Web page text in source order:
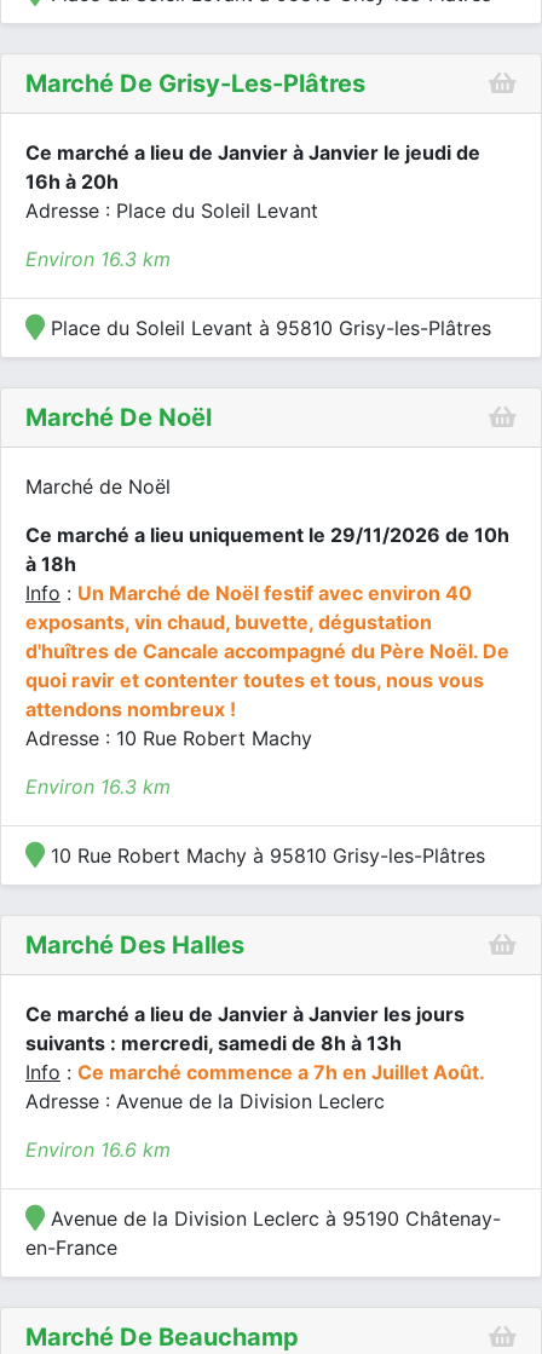
Marché De Grisy-Les-Plâtres
Ce marché a lieu de Janvier à Janvier le jeudi de
16h à 20h
Adresse : Place du Soleil Levant
Environ 16.3 km
Place du Soleil Levant à 95810 Grisy-les-Plâtres
Marché De Noël
Marché de Noël
Ce marché a lieu uniquement le 29/11/2026 de 10h
à 18h
Info : Un Marché de Noël festif avec environ 40
exposants, vin chaud, buvette, dégustation
d'huîtres de Cancale accompagné du Père Noël. De
quoi ravir et contenter toutes et tous, nous vous
attendons nombreux !
Adresse : 10 Rue Robert Machy
Environ 16.3 km
10 Rue Robert Machy à 95810 Grisy-les-Plâtres
Marché Des Halles
Ce marché a lieu de Janvier à Janvier les jours
suivants : mercredi, samedi de 8h à 13h
Info : Ce marché commence a 7h en Juillet Août.
Adresse : Avenue de la Division Leclerc
Environ 16.6 km
Avenue de la Division Leclerc à 95190 Châtenay-
en-France
Marché De Beauchamp